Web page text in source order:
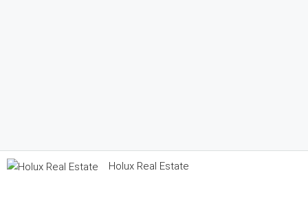
Holux Real Estate